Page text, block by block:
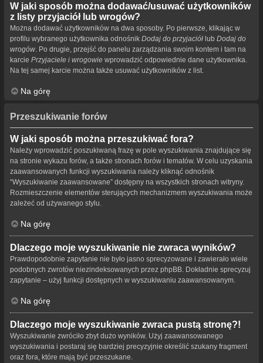
W jaki sposób można dodawać/usuwać użytkowników
z listy przyjaciół lub wrogów?
Można dodawać użytkowników na dwa sposoby. Po pierwsze, klikając w
profilu wybranego użytkownika odnośnik Dodaj do przyjaciół lub Dodaj do
wrogów . Po drugie, przejść do panelu zarządzania swoim kontem i tam na
karcie Przyjaciele i wrogowie wprowadzić odpowiednie dane użytkownika.
Na tej samej karcie można także usuwać użytkowników z list.
Na górę
Przeszukiwanie forów
W jaki sposób można przeszukiwać fora?
Należy wprowadzić poszukiwaną frazę w pole wyszukiwania znajdujące się
na stronie wykazu forów, a także stronach forów i tematów. W celu uzyskania
zaawansowanych funkcji wyszukiwania należy kliknąć odnośnik
“Wyszukiwanie zaawansowane” dostępny na wszystkich stronach witryny.
Rozmieszczenie elementów sterujących mechanizmem wyszukiwania może
zależeć od używanego stylu.
Na górę
Dlaczego moje wyszukiwanie nie zwraca wyników?
Prawdopodobnie zapytanie nie było jasno sprecyzowane i zawierało wiele
podobnych zwrotów niezindeksowanych przez phpBB. Dokładnie sprecyzuj
zapytanie – użyj funkcji dostępnych w wyszukiwaniu zaawansowanym.
Na górę
Dlaczego moje wyszukiwanie zwraca pustą stronę?!
Wyszukiwanie zwróciło zbyt dużo wyników. Użyj zaawansowanego
wyszukiwania i postaraj się bardziej precyzyjnie określić szukany fragment
oraz fora, które mają być przeszukane.